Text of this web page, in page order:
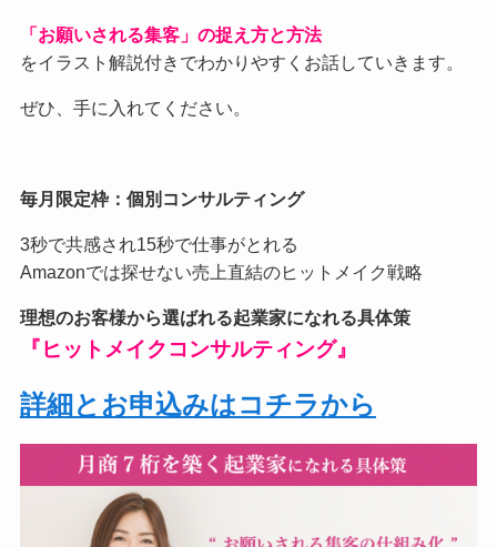
「お願いされる集客」の捉え方と方法
をイラスト解説付きでわかりやすくお話していきます。
ぜひ、手に入れてください。
毎月限定枠：個別コンサルティング
3秒で共感され15秒で仕事がとれる
Amazonでは探せない売上直結のヒットメイク戦略
理想のお客様から選ばれる起業家になれる具体策
『ヒットメイクコンサルティング』
詳細とお申込みはコチラから